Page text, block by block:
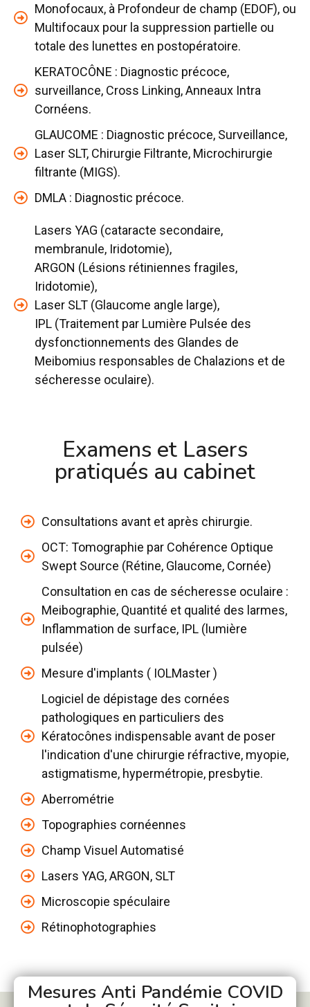
Monofocaux, à Profondeur de champ (EDOF), ou
Multifocaux pour la suppression partielle ou
totale des lunettes en postopératoire.
KERATOCÔNE : Diagnostic précoce,
surveillance, Cross Linking, Anneaux Intra
Cornéens.
GLAUCOME : Diagnostic précoce, Surveillance,
Laser SLT, Chirurgie Filtrante, Microchirurgie
filtrante (MIGS).
DMLA : Diagnostic précoce.
Lasers YAG (cataracte secondaire,
membranule, Iridotomie),
ARGON (Lésions rétiniennes fragiles,
Iridotomie),
Laser SLT (Glaucome angle large),
IPL (Traitement par Lumière Pulsée des
dysfonctionnements des Glandes de
Meibomius responsables de Chalazions et de
sécheresse oculaire).
Examens et Lasers
pratiqués au cabinet
Consultations avant et après chirurgie.
OCT: Tomographie par Cohérence Optique
Swept Source (Rétine, Glaucome, Cornée)
Consultation en cas de sécheresse oculaire :
Meibographie, Quantité et qualité des larmes,
Inflammation de surface, IPL (lumière
pulsée)
Mesure d'implants ( IOLMaster )
Logiciel de dépistage des cornées
pathologiques en particuliers des
Kératocônes indispensable avant de poser
l'indication d'une chirurgie réfractive, myopie,
astigmatisme, hypermétropie, presbytie.
Aberrométrie
Topographies cornéennes
Champ Visuel Automatisé
Lasers YAG, ARGON, SLT
Microscopie spéculaire
Rétinophotographies
Mesures Anti Pandémie COVID